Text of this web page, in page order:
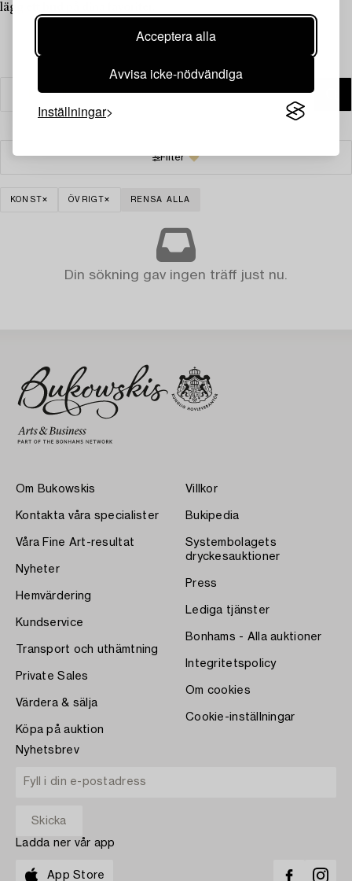
Acceptera alla
Avvisa icke-nödvändiga
Inställningar
lägg ett bud på dina favoriter.
Filter
KONST ÖVRIGT RENSA ALLA
Din sökning gav ingen träff just nu.
Om Bukowskis
Kontakta våra specialister
Våra Fine Art-resultat
Nyheter
Hemvärdering
Kundservice
Transport och uthämtning
Private Sales
Värdera & sälja
Köpa på auktion
Villkor
Bukipedia
Systembolagets
dryckesauktioner
Press
Lediga tjänster
Bonhams - Alla auktioner
Integritetspolicy
Om cookies
Cookie-inställningar
Nyhetsbrev
Ladda ner vår app
App Store